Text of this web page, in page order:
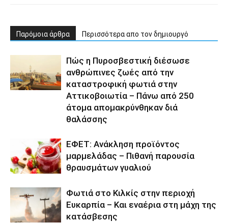
Παρόμοια άρθρα Περισσότερα απο τον δημιουργό
Πώς η Πυροσβεστική διέσωσε
ανθρώπινες ζωές από την
καταστροφική φωτιά στην
Αττικοβοιωτία – Πάνω από 250
άτομα απομακρύνθηκαν διά
θαλάσσης
ΕΦΕΤ: Ανάκληση προϊόντος
μαρμελάδας – Πιθανή παρουσία
θραυσμάτων γυαλιού
Φωτιά στο Κιλκίς στην περιοχή
Ευκαρπία – Και εναέρια στη μάχη της
κατάσβεσης